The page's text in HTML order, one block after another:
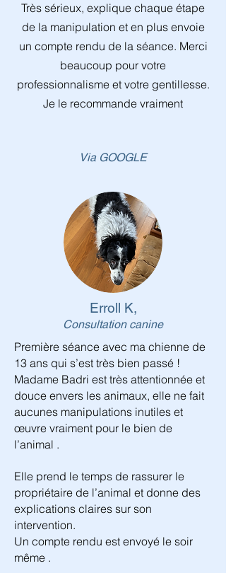
Très sérieux, explique chaque étape
de la manipulation et en plus envoie
un compte rendu de la séance. Merci
beaucoup pour votre
professionnalisme et votre gentillesse.
Je le recommande vraiment
Via GOOGLE
Erroll K,
Consultation canine
Première séance avec ma chienne de
13 ans qui s’est très bien passé !
Madame Badri est très attentionnée et
douce envers les animaux, elle ne fait
aucunes manipulations inutiles et
œuvre vraiment pour le bien de
l’animal .
Elle prend le temps de rassurer le
propriétaire de l’animal et donne des
explications claires sur son
intervention.
Un compte rendu est envoyé le soir
même .